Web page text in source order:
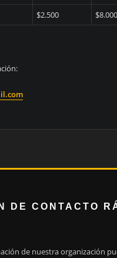
$2.500 $8.000
DE CONTACTO
de nuestra organización